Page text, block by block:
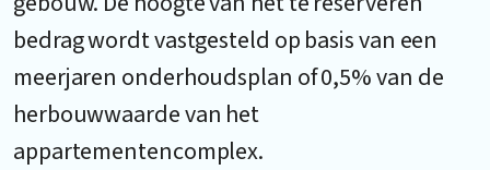
bedrag wordt vastgesteld op basis van een
meerjaren onderhoudsplan of 0,5% van de
herbouwwaarde van het
appartementencomplex.